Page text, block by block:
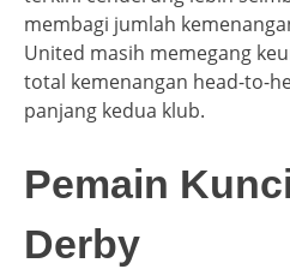
membagi jumlah
United masih memegang
total kemenangan head-to-
panjang kedua klub.
Pemain
Derby